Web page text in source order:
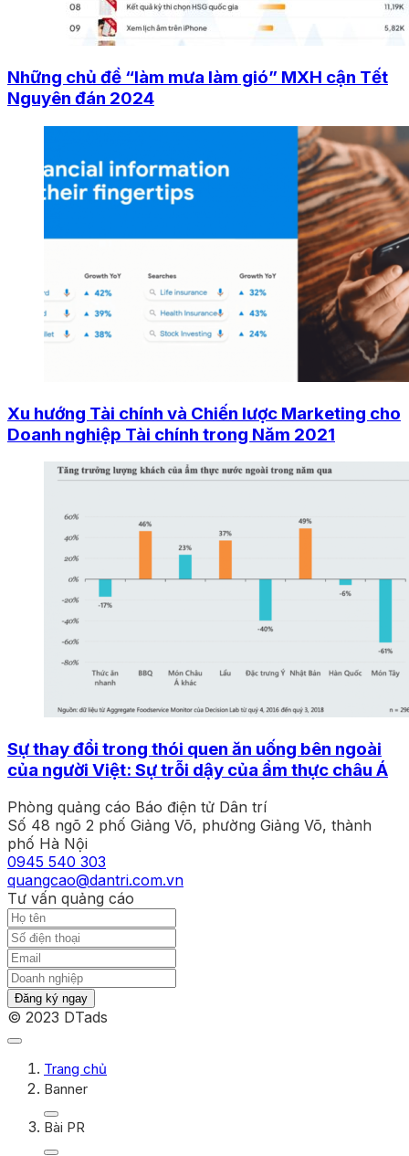
Những chủ đề “làm mưa làm gió” MXH cận Tết
Nguyên đán 2024
Xu hướng Tài chính và Chiến lược Marketing cho
Doanh nghiệp Tài chính trong Năm 2021
Sự thay đổi trong thói quen ăn uống bên ngoài
của người Việt: Sự trỗi dậy của ẩm thực châu Á
Phòng quảng cáo Báo điện tử Dân trí
Số 48 ngõ 2 phố Giảng Võ, phường Giảng Võ, thành
phố Hà Nội
0945 540 303
quangcao@dantri.com.vn
Tư vấn quảng cáo
Đăng ký ngay
© 2023 DTads
Trang chủ
Banner
Bài PR